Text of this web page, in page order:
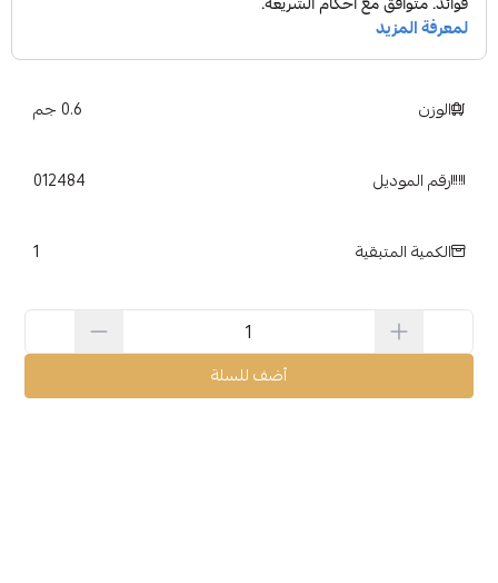
الوزن 0.6 جم
رقم الموديل 012484
الكمية المتبقية 1
أضف للسلة